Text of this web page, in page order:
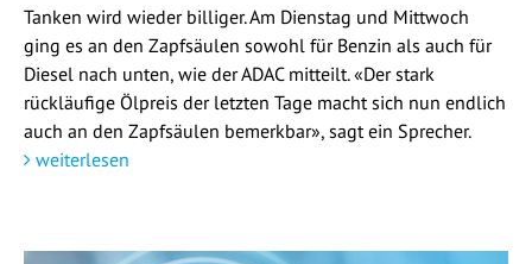
Tanken wird wieder billiger. Am Dienstag und Mittwoch
ging es an den Zapfsäulen sowohl für Benzin als auch für
Diesel nach unten, wie der ADAC mitteilt. «Der stark
rückläufige Ölpreis der letzten Tage macht sich nun endlich
auch an den Zapfsäulen bemerkbar», sagt ein Sprecher.
weiterlesen